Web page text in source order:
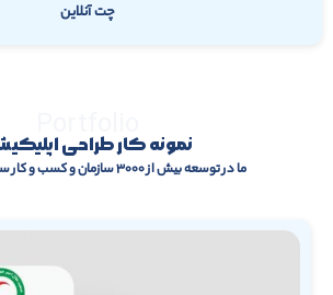
چت آنلاین
نمونه کار طراحی
ما در توسعه بیش از ۳۰۰۰ سازمان و کسب و کار سهیم بوده ایم